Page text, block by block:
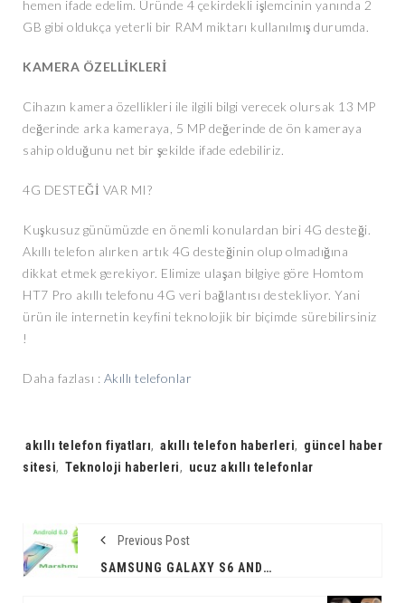
hemen ifade edelim. Üründe 4 çekirdekli işlemcinin yanında 2
GB gibi oldukça yeterli bir RAM miktarı kullanılmış durumda.
KAMERA ÖZELLİKLERİ
Cihazın kamera özellikleri ile ilgili bilgi verecek olursak 13 MP
değerinde arka kameraya, 5 MP değerinde de ön kameraya
sahip olduğunu net bir şekilde ifade edebiliriz.
4G DESTEĞİ VAR MI?
Kuşkusuz günümüzde en önemli konulardan biri 4G desteği.
Akıllı telefon alırken artık 4G desteğinin olup olmadığına
dikkat etmek gerekiyor. Elimize ulaşan bilgiye göre Homtom
HT7 Pro akıllı telefonu 4G veri bağlantısı destekliyor. Yani
ürün ile internetin keyfini teknolojik bir biçimde sürebilirsiniz
!
Daha fazlası : Akıllı telefonlar
Tags:
akıllı telefon fiyatları, akıllı telefon haberleri, güncel haber
sitesi, Teknoloji haberleri, ucuz akıllı telefonlar
Previous Post
SAMSUNG GALAXY S6 ANDROID6.0 MARSHMALLOW’A KAVUŞTU